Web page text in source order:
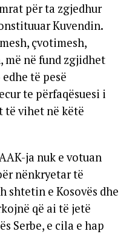
për ta zgjedhur
Kuvendin.
çvotimesh,
më në fund zgjidhet
të pesë
te përfaqësuesi i
të vihet në këtë
ja nuk e votuan
nënkryetar të
shtetin e Kosovës dhe
që ai të jetë
Serbe, e cila e hap